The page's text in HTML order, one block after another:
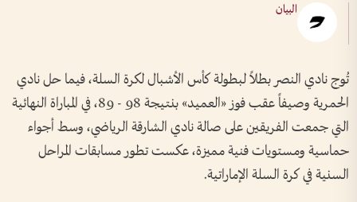
البيان
تُوج نادي النصر بطلاً لبطولة كأس الأشبال لكرة السلة، فيما حل نادي
الحمرية وصيفاً عقب فوز «العميد» بنتيجة 98 - 89، في المباراة النهائية
التي جمعت الفريقين على صالة نادي الشارقة الرياضي، وسط أجواء
حماسية ومستويات فنية مميزة، عكست تطور مسابقات المراحل
السنية في كرة السلة الإماراتية.